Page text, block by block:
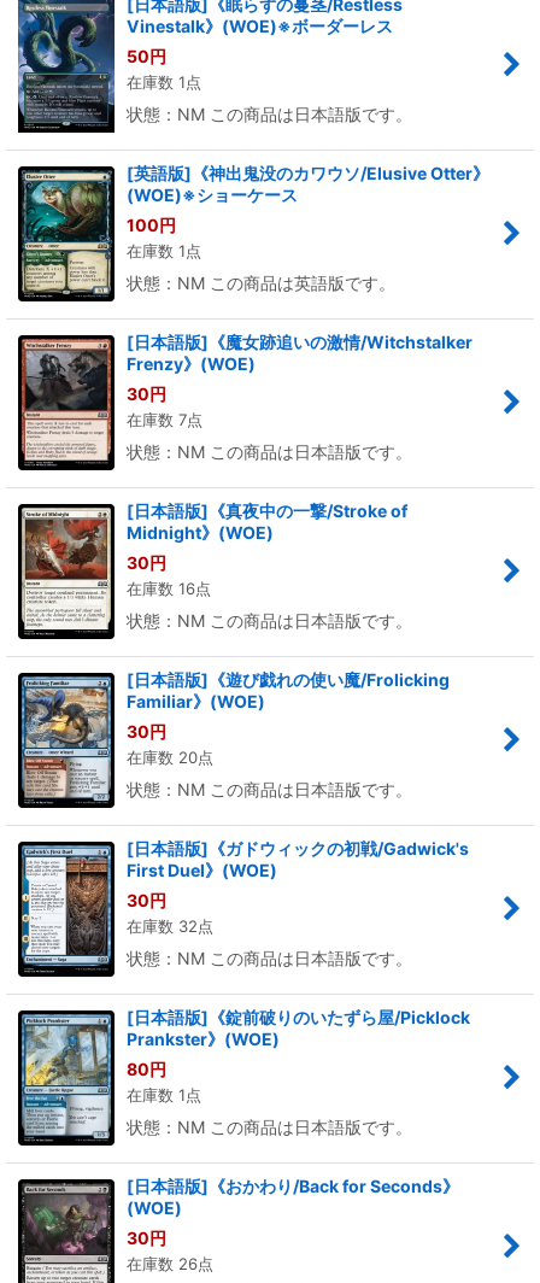
Vinestalk》(WOE)※ボーダーレス
50円
在庫数 1点
状態：NM この商品は日本語版です。
[英語版]《神出鬼没のカワウソ/Elusive Otter》
(WOE)※ショーケース
100円
在庫数 1点
状態：NM この商品は英語版です。
[日本語版]《魔女跡追いの激情/Witchstalker
Frenzy》(WOE)
30円
在庫数 7点
状態：NM この商品は日本語版です。
[日本語版]《真夜中の一撃/Stroke of
Midnight》(WOE)
30円
在庫数 16点
状態：NM この商品は日本語版です。
[日本語版]《遊び戯れの使い魔/Frolicking
Familiar》(WOE)
30円
在庫数 20点
状態：NM この商品は日本語版です。
[日本語版]《ガドウィックの初戦/Gadwick's
First Duel》(WOE)
30円
在庫数 32点
状態：NM この商品は日本語版です。
[日本語版]《錠前破りのいたずら屋/Picklock
Prankster》(WOE)
80円
在庫数 1点
状態：NM この商品は日本語版です。
[日本語版]《おかわり/Back for Seconds》
(WOE)
30円
在庫数 26点